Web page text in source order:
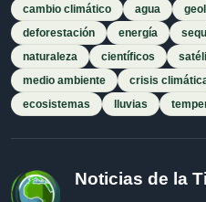
cambio climático
agua
deforestación
energía
naturaleza
científicos
medio ambiente
crisis
ecosistemas
lluvias
Noticias de la